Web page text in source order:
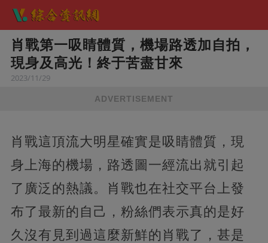
肖戰第一吸睛體質，機場路透加自拍，
現身及高光！終于苦盡甘來
2023/11/29
ADVERTISEMENT
肖戰這頂流大明星確實是吸睛體質，現
身上海的機場，路透圖一經流出就引起
了廣泛的熱議。肖戰也在社交平台上發
布了最新的自己，粉絲們表示真的是好
久沒有見到過這麼新鮮的肖戰了，甚是